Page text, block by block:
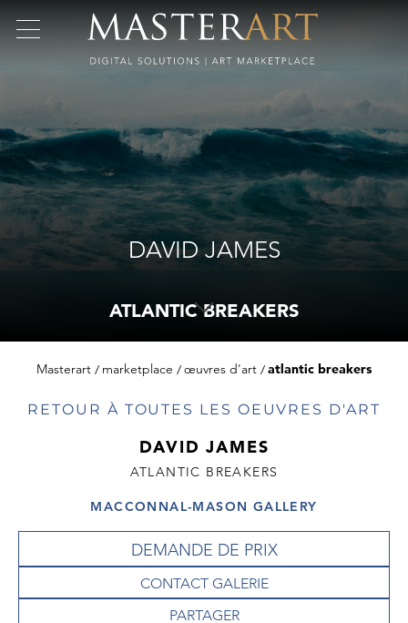
DAVID JAMES
ATLANTIC BREAKERS
Masterart marketplace œuvres d'art atlantic breakers
RETOUR À TOUTES LES OEUVRES D'ART
DAVID JAMES
ATLANTIC BREAKERS
MACCONNAL-MASON GALLERY
DEMANDE DE PRIX
CONTACT GALERIE